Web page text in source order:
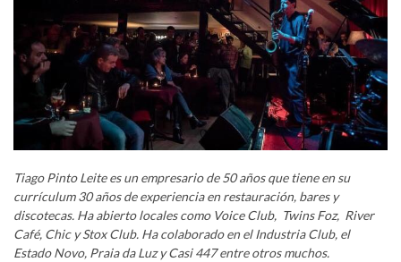
Tiago Pinto Leite es un empresario de 50 años que tiene en su
currículum 30 años de experiencia en restauración, bares y
discotecas. Ha abierto locales como Voice Club, Twins Foz, River
Café, Chic y Stox Club. Ha colaborado en el Industria Club, el
Estado Novo, Praia da Luz y Casi 447 entre otros muchos.